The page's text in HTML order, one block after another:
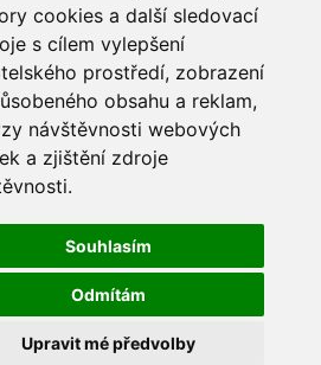
cookies a další sledovací
s cílem vylepšení
prostředí, zobrazení
obsahu a reklam,
návštěvnosti webových
a zjištění zdroje
Souhlasím
Odmítám
Upravit mé předvolby